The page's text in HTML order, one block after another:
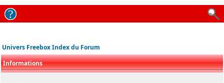
Univers Freebox Index du Forum
Informations